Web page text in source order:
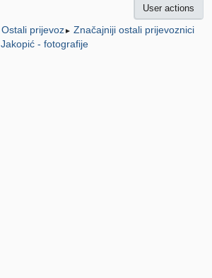
User actions
Ostali prijevoz► Značajniji ostali prijevoznici
Jakopić - fotografije